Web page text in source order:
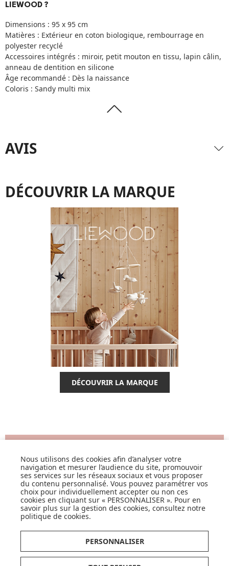
LIEWOOD ?
Dimensions : 95 x 95 cm
Matières : Extérieur en coton biologique, rembourrage en
polyester recyclé
Accessoires intégrés : miroir, petit mouton en tissu, lapin câlin,
anneau de dentition en silicone
Âge recommandé : Dès la naissance
Coloris : Sandy multi mix
AVIS
DÉCOUVRIR LA MARQUE
DÉCOUVRIR LA MARQUE
NOUVEAUTÉS, OFFRES...
OK
LISTE DE NAISSANCE
Nous utilisons des cookies afin d’analyser votre
navigation et mesurer l’audience du site, promouvoir
ses services sur les réseaux sociaux et vous proposer
du contenu personnalisé. Vous pouvez paramétrer vos
choix pour individuellement accepter ou non ces
cookies en cliquant sur « PERSONNALISER ». Pour en
savoir plus sur la gestion des cookies, consultez notre
politique de cookies.
PERSONNALISER